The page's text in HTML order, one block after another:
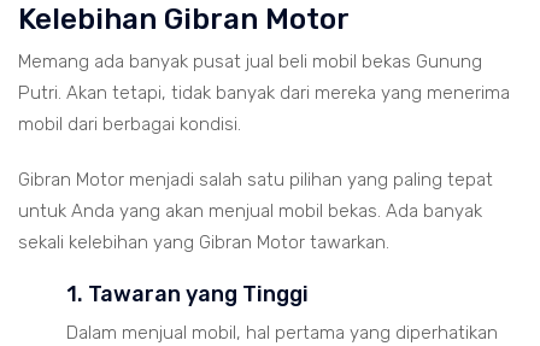
Kelebihan Gibran Motor
Memang ada banyak pusat jual beli mobil bekas Gunung
Putri. Akan tetapi, tidak banyak dari mereka yang menerima
mobil dari berbagai kondisi.
Gibran Motor menjadi salah satu pilihan yang paling tepat
untuk Anda yang akan menjual mobil bekas. Ada banyak
sekali kelebihan yang Gibran Motor tawarkan.
1. Tawaran yang Tinggi
Dalam menjual mobil, hal pertama yang diperhatikan